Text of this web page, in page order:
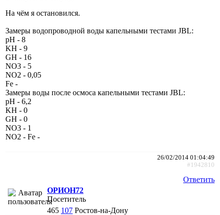
На чём я остановился.
Замеры водопроводной воды капельными тестами JBL:
pH - 8
KH - 9
GH - 16
NO3 - 5
NO2 - 0,05
Fe -
Замеры воды после осмоса капельными тестами JBL:
pH - 6,2
KH - 0
GH - 0
NO3 - 1
NO2 - Fe -
26/02/2014 01:04:49
#1942810
Ответить
ОРИОН72
Посетитель
465 107 Ростов-на-Дону